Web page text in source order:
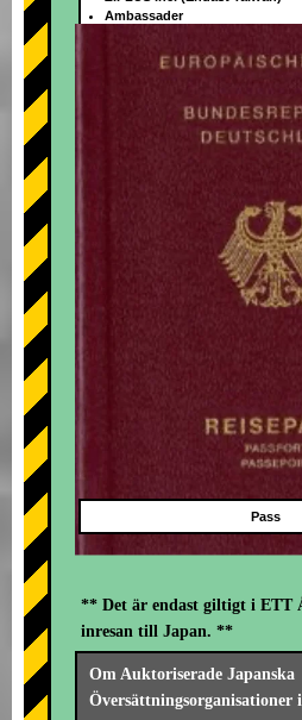
+
Ambassader
Pass
** Det är endast giltigt i ETT
inresan till Japan. **
Om Auktoriserade Japanska
Översättningsorganisationer